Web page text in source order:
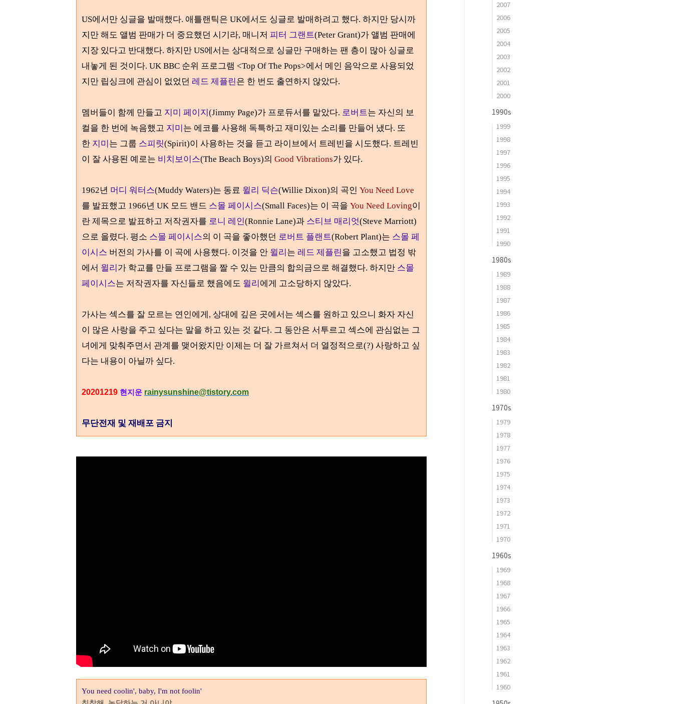
US에서만 싱글을 발매했다. 애틀랜틱은 UK에서도 싱글로 발매하려고 했다. 하지만 당시까
지만 해도 앨범 판매가 더 중요했던 시기라, 매니저 피터 그랜트(Peter Grant)가 앨범 판매에
지장 있다고 반대했다. 하지만 US에서는 상대적으로 싱글만 구매하는 팬 층이 많아 싱글로
내놓게 된 것이다. UK BBC 순위 프로그램 <Top Of The Pops>에서 메인 음악으로 사용되었
지만 립싱크에 관심이 없었던 레드 제플린은 한 번도 출연하지 않았다.
멤버들이 함께 만들고 지미 페이지(Jimmy Page)가 프로듀서를 맡았다. 로버트는 자신의 보
컬을 한 번에 녹음했고 지미 는 에코를 사용해 독특하고 재미있는 소리를 만들어 냈다. 또
한 지미 는 그룹 스피릿(Spirit)이 사용하는 것을 듣고 라이브에서 트레빈을 시도했다. 트레빈
이 잘 사용된 예로는 비치보이스(The Beach Boys)의 Good Vibrations가 있다.
1962년 머디 워터스(Muddy Waters)는 동료 윌리 딕슨(Willie Dixon)의 곡인 You Need Love
를 발표했고 1966년 UK 모드 밴드 스몰 페이시스(Small Faces)는 이 곡을 You Need Loving이
란 제목으로 발표하고 저작권자를 로니 레인(Ronnie Lane)과 스티브 매리엇(Steve Marriott)
으로 올렸다. 평소 스몰 페이시스의 이 곡을 좋아했던 로버트 플랜트(Robert Plant)는 스몰 페
이시스 버전의 가사를 이 곡에 사용했다. 이것을 안 윌리 는 레드 제플린을 고소했고 법정 밖
에서 윌리 가 학교를 만들 프로그램을 짤 수 있는 만큼의 합의금으로 해결했다. 하지만 스몰
페이시스는 저작권자를 자신들로 했음에도 윌리 에게 고소당하지 않았다.
가사는 섹스를 잘 모르는 연인에게, 상대에 깊은 곳에서는 섹스를 원하고 있으니 화자 자신
이 많은 사랑을 주고 싶다는 말을 하고 있는 것 같다. 그 동안은 서투르고 섹스에 관심없는 그
녀에게 맞춰주면서 관계를 맺어왔지만 이제는 더 잘 가르쳐서 더 열정적으로(?) 사랑하고 싶
다는 내용이 아닐까 싶다.
20201219 현지운 rainysunshine@tistory.com
무단전재 및 재배포 금지
You need coolin', baby, I'm not foolin'
2007
2006
2005
2004
2003
2002
2001
2000
1990s
1999
1998
1997
1996
1995
1994
1993
1992
1991
1990
1980s
1989
1988
1987
1986
1985
1984
1983
1982
1981
1980
1970s
1979
1978
1977
1976
1975
1974
1973
1972
1971
1970
1960s
1969
1968
1967
1966
1965
1964
1963
1962
1961
1960